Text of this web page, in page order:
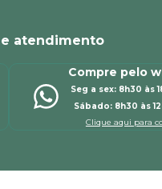
atendimento
Compre pelo
Seg a sex: 8h30 às
Sábado: 8h30 às
Clique aqui para